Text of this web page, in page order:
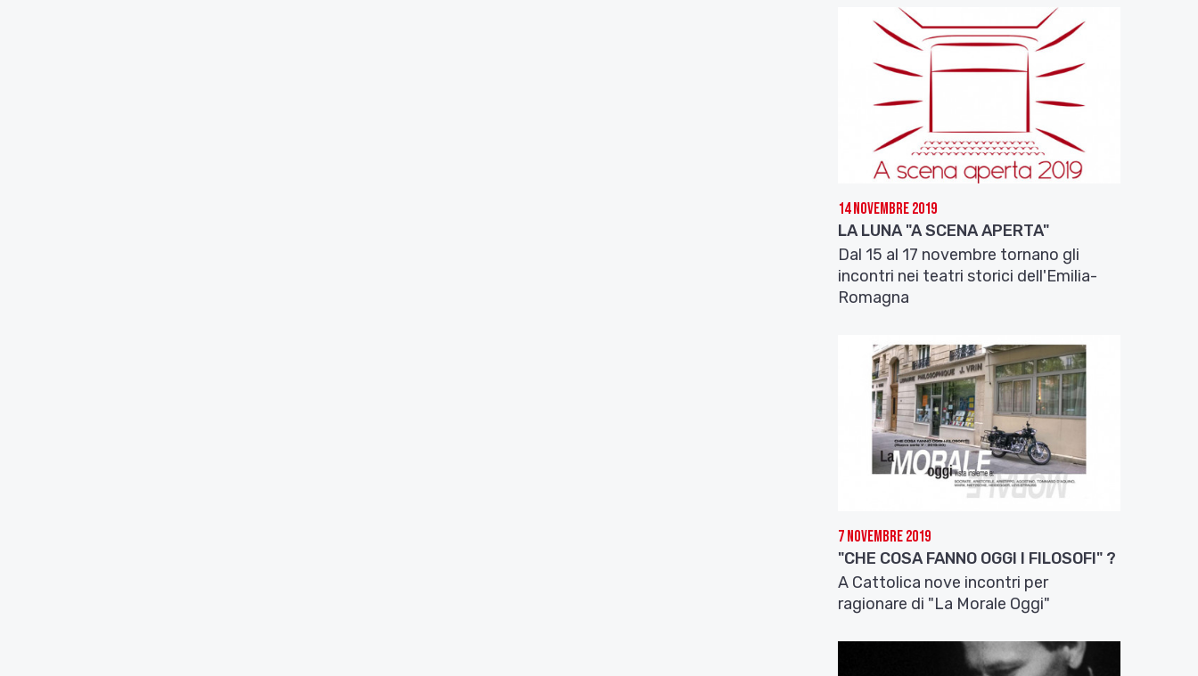
14 Novembre 2019
LA LUNA "A SCENA APERTA"
Dal 15 al 17 novembre tornano gli
incontri nei teatri storici dell'Emilia-
Romagna
7 Novembre 2019
"CHE COSA FANNO OGGI I FILOSOFI" ?
A Cattolica nove incontri per
ragionare di "La Morale Oggi"